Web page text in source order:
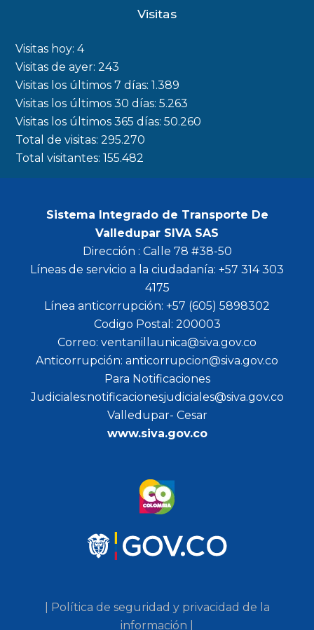
o
k
a
m
r
Visitas
Visitas hoy:4
Visitas de ayer:243
Visitas los últimos 7 días:1.389
Visitas los últimos 30 días:5.263
Visitas los últimos 365 días:50.260
Total de visitas:295.270
Total visitantes:155.482
Sistema Integrado de Transporte De
Valledupar SIVA SAS
Dirección : Calle 78 #38-50
Líneas de servicio a la ciudadanía: +57 314 303
4175
Línea anticorrupción: +57 (605) 5898302
Codigo Postal: 200003
Correo: ventanillaunica@siva.gov.co
Anticorrupción: anticorrupcion@siva.gov.co
Para Notificaciones
Judiciales:notificacionesjudiciales@siva.gov.co
Valledupar- Cesar
www.siva.gov.co
| Política de seguridad y privacidad de la
información |